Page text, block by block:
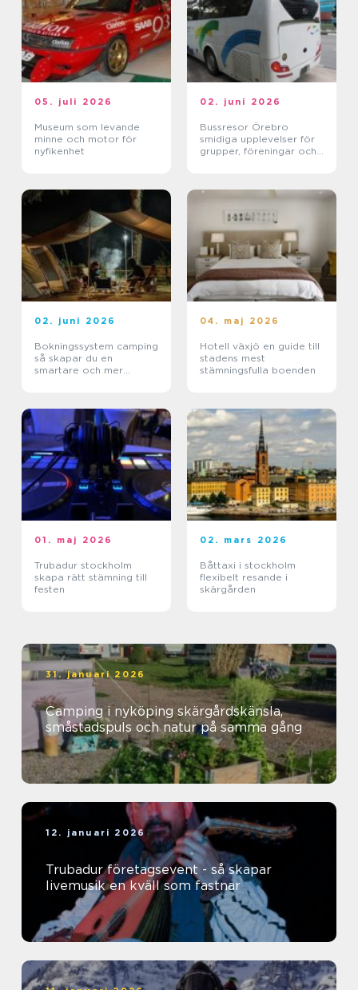
05. juli 2026
Museum som levande
minne och motor för
nyfikenhet
02. juni 2026
Bussresor Örebro
smidiga upplevelser för
grupper, föreningar och
02. juni 2026
Bokningssystem camping
så skapar du en
smartare och mer
04. maj 2026
Hotell växjö en guide till
stadens mest
stämningsfulla boenden
01. maj 2026
Trubadur stockholm
skapa rätt stämning till
festen
02. mars 2026
Båttaxi i stockholm
flexibelt resande i
skärgården
31. januari 2026
Camping i nyköping skärgårdskänsla,
småstadspuls och natur på samma gång
12. januari 2026
Trubadur företagsevent - så skapar
livemusik en kväll som fastnar